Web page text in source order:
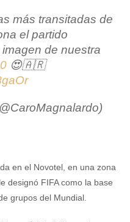
más transitadas de
el partido
de nuestra
😍🇦🇷
en el Novotel, en una zona
designó FIFA como la base
grupos del Mundial.